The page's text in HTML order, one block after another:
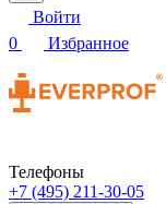
Войти
0
Избранное
Телефоны
+7 (495) 211-30-05